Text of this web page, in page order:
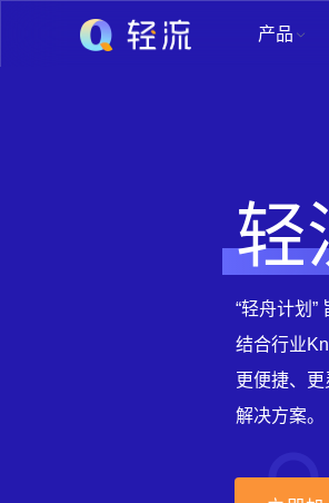
产品
轻
“轻舟计划”
结合行业
更便捷、
解决方案。